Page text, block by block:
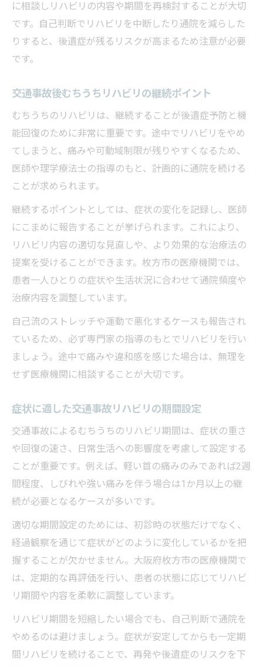
に相談しリハビリの内容や期間を再検討することが大切
です。自己判断でリハビリを中断したり通院を減らした
りすると、後遺症が残るリスクが高まるため注意が必要
です。
交通事故後むちうちリハビリの継続ポイント
むちうちのリハビリは、継続することが後遺症予防と機
能回復のために非常に重要です。途中でリハビリをやめ
てしまうと、痛みや可動域制限が残りやすくなるため、
医師や理学療法士の指導のもと、計画的に通院を続ける
ことが求められます。
継続するポイントとしては、症状の変化を記録し、医師
にこまめに報告することが挙げられます。これにより、
リハビリ内容の適切な見直しや、より効果的な治療法の
提案を受けることができます。枚方市の医療機関では、
患者一人ひとりの症状や生活状況に合わせて通院頻度や
治療内容を調整しています。
自己流のストレッチや運動で悪化するケースも報告され
ているため、必ず専門家の指導のもとでリハビリを行い
ましょう。途中で痛みや違和感を感じた場合は、無理を
せず医療機関に相談することが大切です。
症状に適した交通事故リハビリの期間設定
交通事故によるむちうちのリハビリ期間は、症状の重さ
や回復の速さ、日常生活への影響度を考慮して設定する
ことが重要です。例えば、軽い首の痛みのみであれば2週
間程度、しびれや強い痛みを伴う場合は1か月以上の継
続が必要となるケースが多いです。
適切な期間設定のためには、初診時の状態だけでなく、
経過観察を通じて症状がどのように変化しているかを把
握することが欠かせません。大阪府枚方市の医療機関で
は、定期的な再評価を行い、患者の状態に応じてリハビ
リ期間や内容を柔軟に調整しています。
リハビリ期間を短縮したい場合でも、自己判断で通院を
やめるのは避けましょう。症状が安定してからも一定期
間リハビリを続けることで、再発や後遺症のリスクを下